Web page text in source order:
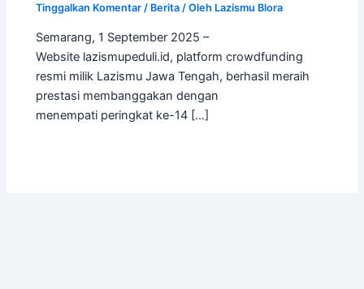
Tinggalkan Komentar / Berita / Oleh Lazismu Blora
Semarang, 1 September 2025 –
Website lazismupeduli.id, platform crowdfunding
resmi milik Lazismu Jawa Tengah, berhasil meraih
prestasi membanggakan dengan
menempati peringkat ke-14 […]